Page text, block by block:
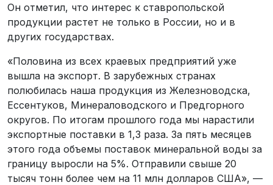
Он отметил, что интерес к ставропольской
продукции растет не только в России, но и в
других государствах.
«Половина из всех краевых предприятий уже
вышла на экспорт. В зарубежных странах
полюбилась наша продукция из Железноводска,
Ессентуков, Минераловодского и Предгорного
округов. По итогам прошлого года мы нарастили
экспортные поставки в 1,3 раза. За пять месяцев
этого года объемы поставок минеральной воды за
границу выросли на 5%. Отправили свыше 20
тысяч тонн более чем на 11 млн долларов США», —